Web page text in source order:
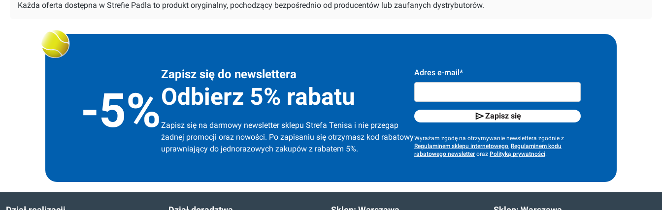
Każda oferta dostępna w Strefie Padla to produkt oryginalny, pochodzący bezpośrednio od producentów lub zaufanych dystrybutorów.
-5%
Zapisz się do newslettera
Odbierz 5% rabatu
Zapisz się na darmowy newsletter sklepu Strefa Tenisa i nie przegap
żadnej promocji oraz nowości. Po zapisaniu się otrzymasz kod rabatowy
uprawniający do jednorazowych zakupów z rabatem 5%.
Adres e-mail*
Zapisz się
Wyrażam zgodę na otrzymywanie newslettera zgodnie z
Regulaminem sklepu internetowego, Regulaminem kodu
rabatowego newsletter oraz Polityką prywatności.